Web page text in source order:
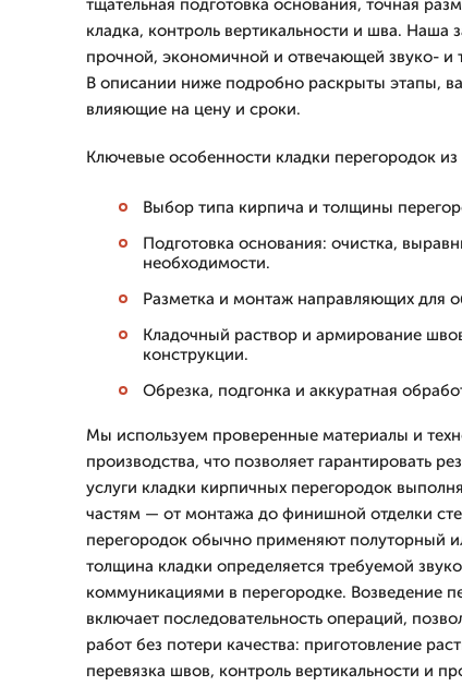
тщательная подготовка основания, точная
кладка, контроль вертикальности и шва. Наша
прочной, экономичной и отвечающей звуко- и
В описании ниже подробно раскрыты этапы,
влияющие на цену и сроки.
Ключевые особенности кладки перегородок из
Выбор типа кирпича и толщины
Подготовка основания: очистка,
необходимости.
Разметка и монтаж направляющих для
Кладочный раствор и армирование
конструкции.
Обрезка, подгонка и аккуратная
Мы используем проверенные материалы и
производства, что позволяет гарантировать
услуги кладки кирпичных перегородок
частям — от монтажа до финишной отделки
перегородок обычно применяют полуторный
толщина кладки определяется требуемой
коммуникациями в перегородке. Возведение
включает последовательность операций,
работ без потери качества: приготовление
перевязка швов, контроль вертикальности и